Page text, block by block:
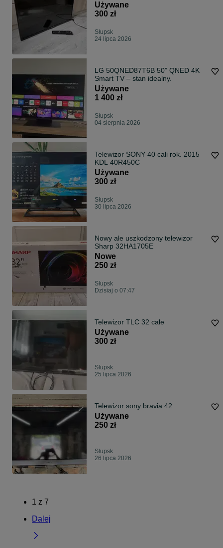
Używane
300 zł
Słupsk
24 lipca 2026
LG 50QNED87T6B 50” QNED 4K
Smart TV – stan idealny.
Używane
1 400 zł
Słupsk
04 sierpnia 2026
Telewizor SONY 40 cali rok. 2015
KDL 40R450C
Używane
300 zł
Słupsk
30 lipca 2026
Nowy ale uszkodzony telewizor
Sharp 32HA1705E
Nowe
250 zł
Słupsk
Dzisiaj o 07:47
Telewizor TLC 32 cale
Używane
300 zł
Słupsk
25 lipca 2026
Telewizor sony bravia 42
Używane
250 zł
Słupsk
26 lipca 2026
1 z 7
Dalej